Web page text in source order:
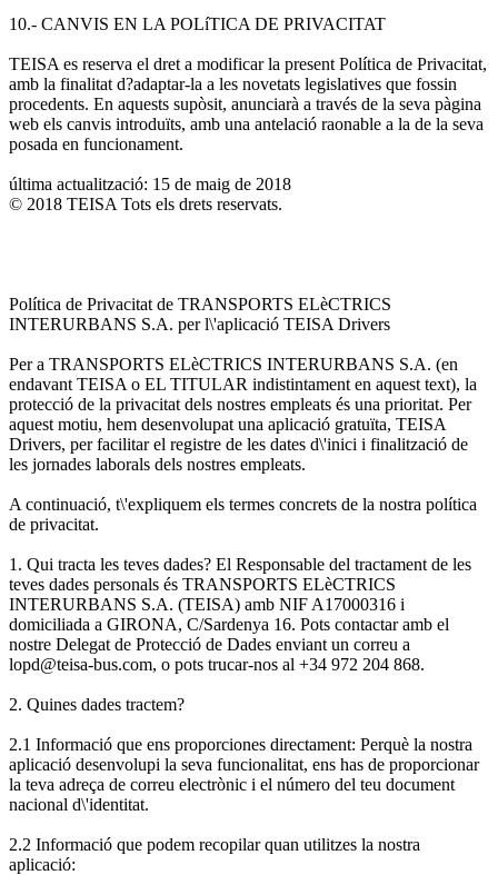
10.- CANVIS EN LA POLíTICA DE PRIVACITAT
TEISA es reserva el dret a modificar la present Política de Privacitat,
amb la finalitat d?adaptar-la a les novetats legislatives que fossin
procedents. En aquests supòsit, anunciarà a través de la seva pàgina
web els canvis introduïts, amb una antelació raonable a la de la seva
posada en funcionament.
última actualització: 15 de maig de 2018
© 2018 TEISA Tots els drets reservats.
Política de Privacitat de TRANSPORTS ELèCTRICS
INTERURBANS S.A. per l\'aplicació TEISA Drivers
Per a TRANSPORTS ELèCTRICS INTERURBANS S.A. (en
endavant TEISA o EL TITULAR indistintament en aquest text), la
protecció de la privacitat dels nostres empleats és una prioritat. Per
aquest motiu, hem desenvolupat una aplicació gratuïta, TEISA
Drivers, per facilitar el registre de les dates d\'inici i finalització de
les jornades laborals dels nostres empleats.
A continuació, t\'expliquem els termes concrets de la nostra política
de privacitat.
1. Qui tracta les teves dades? El Responsable del tractament de les
teves dades personals és TRANSPORTS ELèCTRICS
INTERURBANS S.A. (TEISA) amb NIF A17000316 i
domiciliada a GIRONA, C/Sardenya 16. Pots contactar amb el
nostre Delegat de Protecció de Dades enviant un correu a
lopd@teisa-bus.com, o pots trucar-nos al +34 972 204 868.
2. Quines dades tractem?
2.1 Informació que ens proporciones directament: Perquè la nostra
aplicació desenvolupi la seva funcionalitat, ens has de proporcionar
la teva adreça de correu electrònic i el número del teu document
nacional d\'identitat.
2.2 Informació que podem recopilar quan utilitzes la nostra
aplicació: